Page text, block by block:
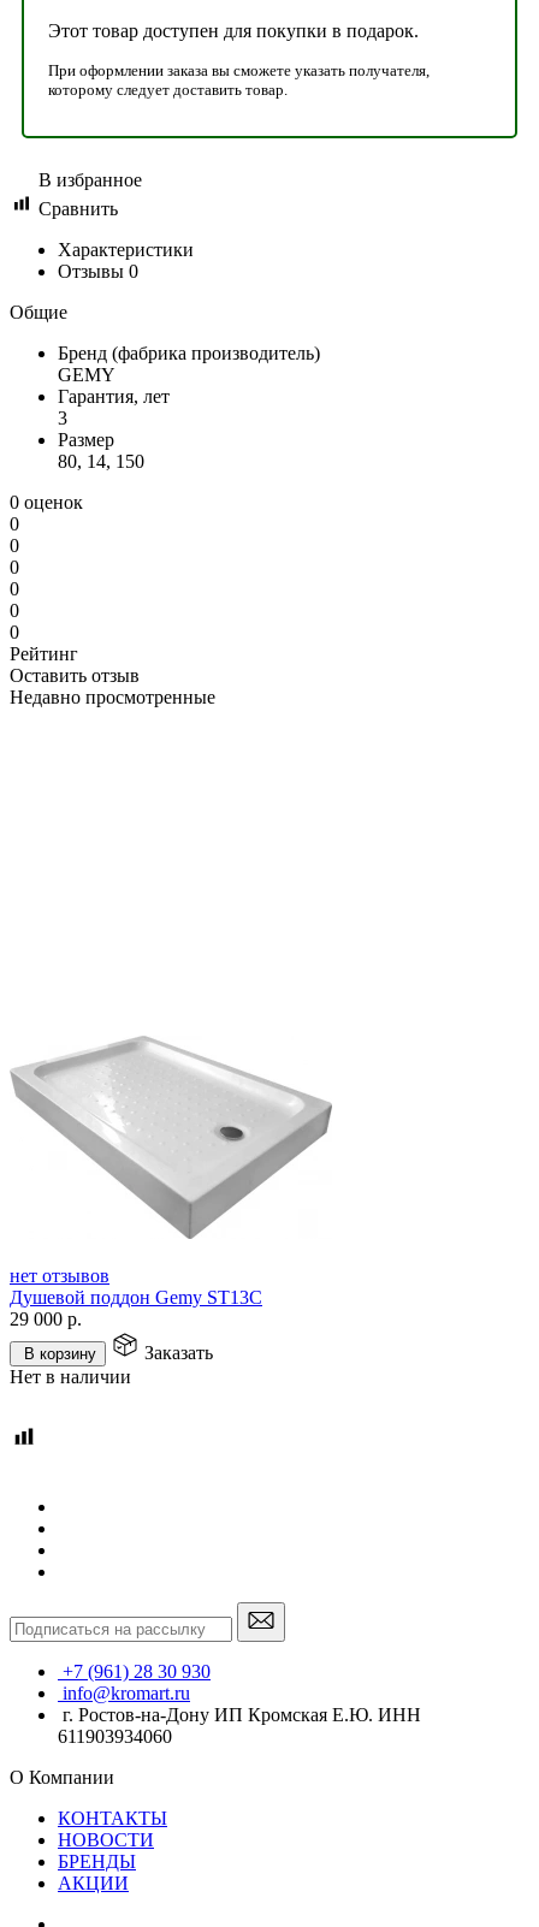
Этот товар доступен для покупки в подарок.
При оформлении заказа вы сможете указать получателя,
которому следует доставить товар.
В избранное
Сравнить
Характеристики
Отзывы 0
Общие
Бренд (фабрика производитель)
GEMY
Гарантия, лет
3
Размер
80, 14, 150
0 оценок
0
0
0
0
0
0
Рейтинг
Оставить отзыв
Недавно просмотренные
нет отзывов
Душевой поддон Gemy ST13C
29 000 р.
В корзину
Заказать
Нет в наличии
+7 (961) 28 30 930
info@kromart.ru
г. Ростов-на-Дону ИП Кромская Е.Ю. ИНН
611903934060
О Компании
КОНТАКТЫ
НОВОСТИ
БРЕНДЫ
АКЦИИ